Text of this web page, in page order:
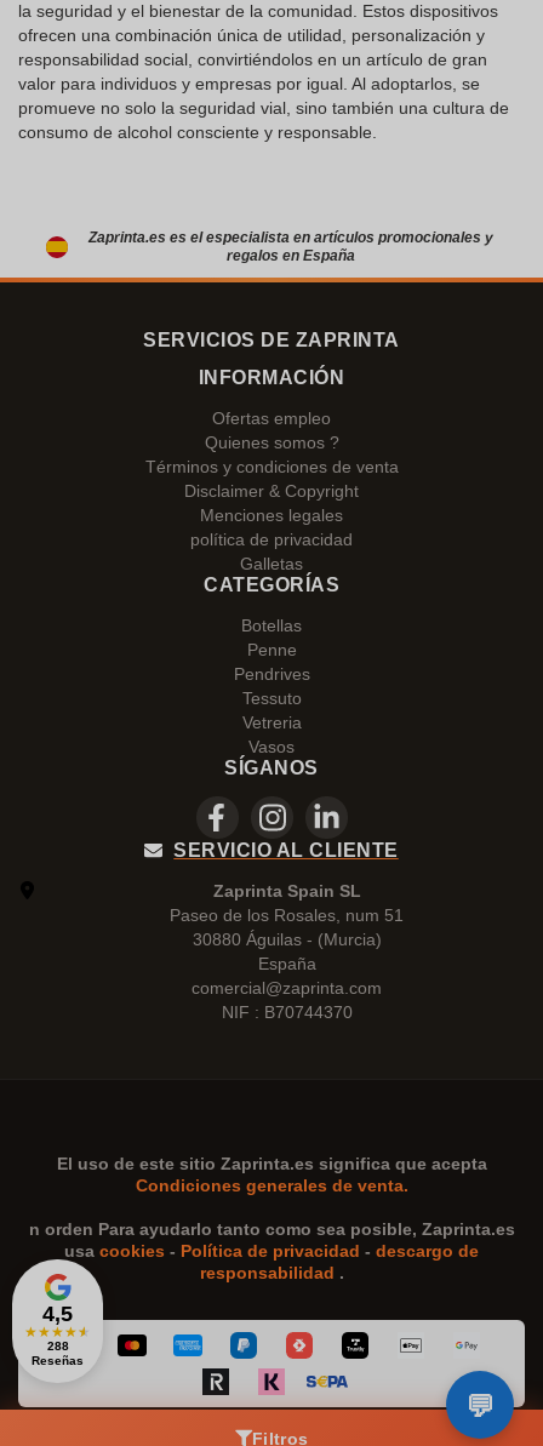
la seguridad y el bienestar de la comunidad. Estos dispositivos
ofrecen una combinación única de utilidad, personalización y
responsabilidad social, convirtiéndolos en un artículo de gran
valor para individuos y empresas por igual. Al adoptarlos, se
promueve no solo la seguridad vial, sino también una cultura de
consumo de alcohol consciente y responsable.
Zaprinta.es es el especialista en artículos promocionales y
regalos en España
Filtros
4,5
★★★★★
288
Reseñas
SERVICIOS DE ZAPRINTA
INFORMACIÓN
Ofertas empleo
Quienes somos ?
Términos y condiciones de venta
Disclaimer & Copyright
Menciones legales
política de privacidad
Galletas
CATEGORÍAS
Botellas
Penne
Pendrives
Tessuto
Vetreria
Vasos
SÍGANOS
SERVICIO AL CLIENTE
Zaprinta Spain SL
Paseo de los Rosales, num 51
30880 Águilas - (Murcia)
España
comercial@zaprinta.com
NIF : B70744370
El uso de este sitio Zaprinta.es significa que acepta
Condiciones generales de venta.
n orden Para ayudarlo tanto como sea posible, Zaprinta.es
usa cookies - Política de privacidad - descargo de
responsabilidad .